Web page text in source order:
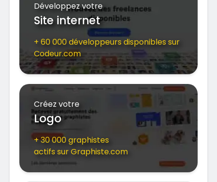
Développez votre
Site internet
+ 60 000 développeurs disponibles sur
Codeur.com
Créez votre
Logo
+ 30 000 graphistes
actifs sur Graphiste.com